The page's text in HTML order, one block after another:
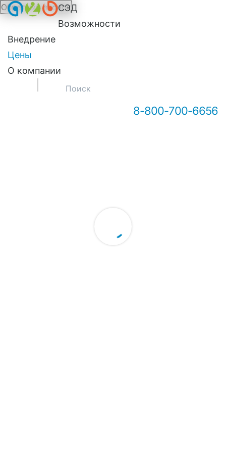
Обратный звонок
Онлайн-консультация А2Б
СЭД
Возможности
Внедрение
Цены
О компании
8-800-700-6656